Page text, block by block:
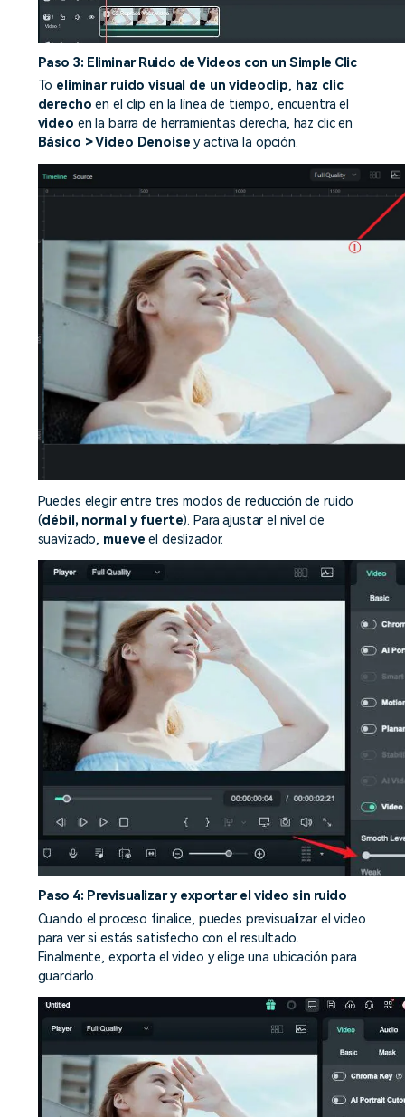
Paso 3: Eliminar Ruido de Videos con un Simple Clic
To eliminar ruido visual de un videoclip, haz clic
derecho en el clip en la línea de tiempo, encuentra el
video en la barra de herramientas derecha, haz clic en
Básico > Video Denoise y activa la opción.
Puedes elegir entre tres modos de reducción de ruido
(débil, normal y fuerte). Para ajustar el nivel de
suavizado, mueve el deslizador.
Paso 4: Previsualizar y exportar el video sin ruido
Cuando el proceso finalice, puedes previsualizar el video
para ver si estás satisfecho con el resultado.
Finalmente, exporta el video y elige una ubicación para
guardarlo.